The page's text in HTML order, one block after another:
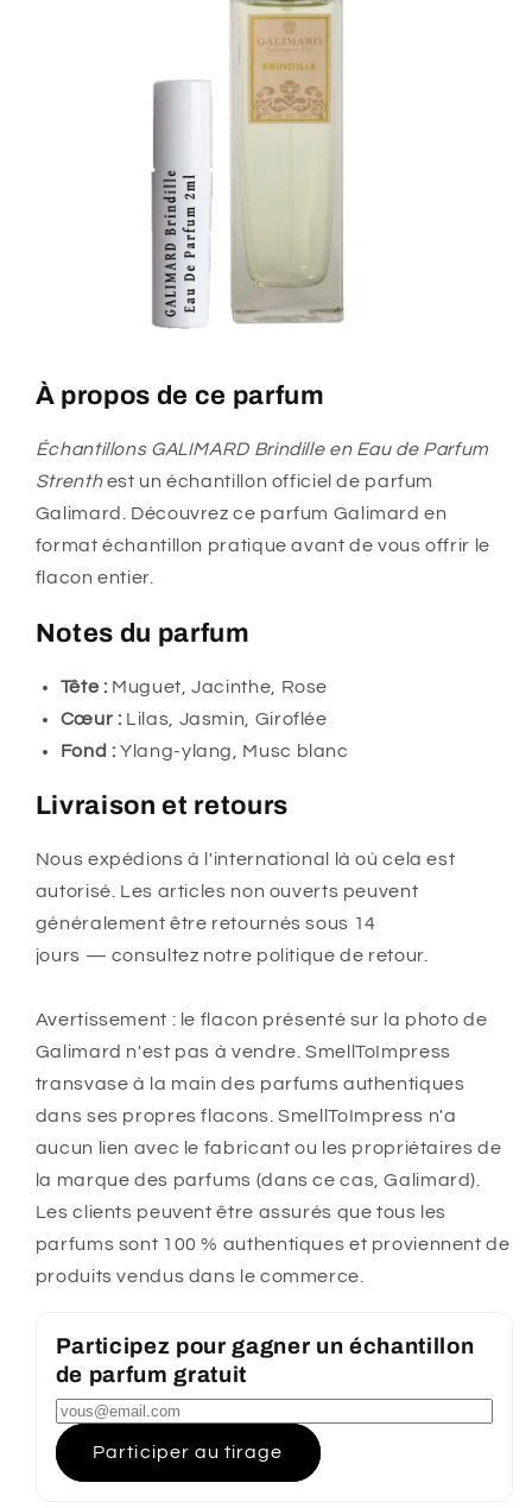
À propos de ce parfum
Échantillons GALIMARD Brindille en Eau de Parfum
Strenthest un échantillon officiel de parfum
Galimard. Découvrez ce parfum Galimard en
format échantillon pratique avant de vous offrir le
flacon entier.
Notes du parfum
Tête : Muguet, Jacinthe, Rose
Cœur : Lilas, Jasmin, Giroflée
Fond : Ylang-ylang, Musc blanc
Livraison et retours
Nous expédions à l'international là où cela est
autorisé. Les articles non ouverts peuvent
généralement être retournés sous 14
jours — consultez notre politique de retour.
Avertissement : le flacon présenté sur la photo de
Galimard n'est pas à vendre. SmellToImpress
transvase à la main des parfums authentiques
dans ses propres flacons. SmellToImpress n'a
aucun lien avec le fabricant ou les propriétaires de
la marque des parfums (dans ce cas, Galimard).
Les clients peuvent être assurés que tous les
parfums sont 100 % authentiques et proviennent de
produits vendus dans le commerce.
Participez pour gagner un échantillon
de parfum gratuit
Participer au tirage